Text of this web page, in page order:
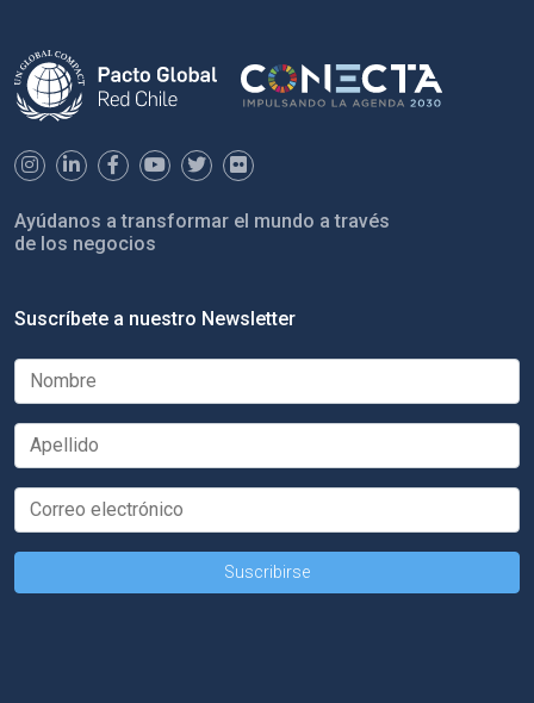
Ayúdanos a transformar el mundo a través
de los negocios
Suscríbete a nuestro Newsletter